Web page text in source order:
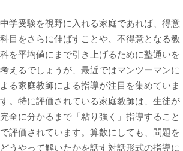
中学受験を視野に入れる家庭であれば、得意
科目をさらに伸ばすことや、不得意となる教
科を平均値にまで引き上げるために塾通いを
考えるでしょうが、最近ではマンツーマンに
よる家庭教師による指導が注目を集めていま
す。特に評価されている家庭教師は、生徒が
完全に分かるまで「粘り強く」指導すること
で評価されています。算数にしても、問題を
どうやって解いたかを話す対話形式の指導に